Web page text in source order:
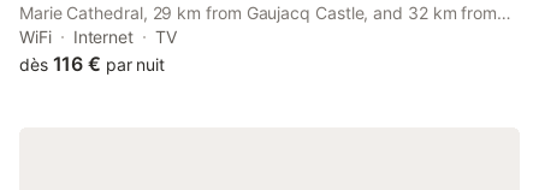
Marie Cathedral, 29 km from Gaujacq Castle, and 32 km from
Natural Reserve of the Courant d'Huchet. This apartment is 35
km from Seignosse Golf Course.
WiFi Internet
TV
dès 116 € par nuit